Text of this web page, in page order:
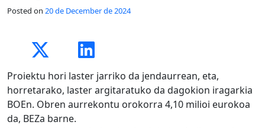
Posted on 20 de December de 2024
Proiektu hori laster jarriko da jendaurrean, eta,
horretarako, laster argitaratuko da dagokion iragarkia
BOEn. Obren aurrekontu orokorra 4,10 milioi eurokoa
da, BEZa barne.